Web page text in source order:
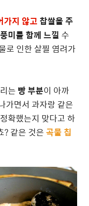
가지 않고 찹쌀을 주
미를 함께 느낄 수
로 인한 살찔 염려가
는빵 부분이 아까
가면서 과자랑 같은
확했는지 맞다고 하
? 같은 것은곡물 칩